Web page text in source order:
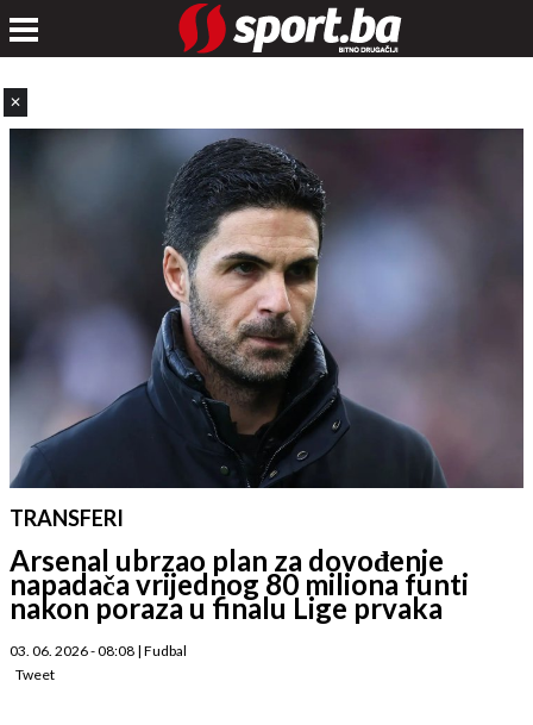
✕
TRANSFERI
Arsenal ubrzao plan za dovođenje
napadača vrijednog 80 miliona funti
nakon poraza u finalu Lige prvaka
03. 06. 2026 - 08:08 | Fudbal
Tweet